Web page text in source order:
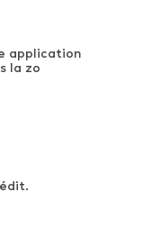
application
la zo